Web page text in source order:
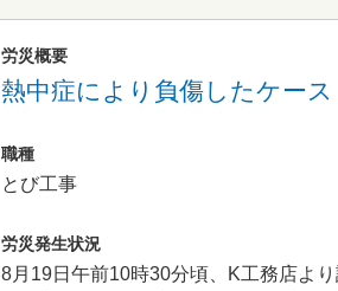
労災概要
熱中症により負傷したケース
職種
とび工事
労災発生状況
8月19日午前10時30分頃、K工務店よ